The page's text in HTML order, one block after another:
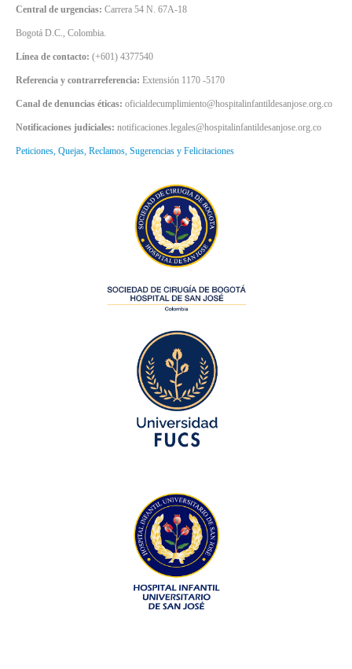
Central de urgencias: Carrera 54 N. 67A-18
Bogotá D.C., Colombia.
Línea de contacto: (+601) 4377540
Referencia y contrarreferencia: Extensión 1170 -5170
Canal de denuncias éticas: oficialdecumplimiento@hospitalinfantildesanjose.org.co
Notificaciones judiciales: notificaciones.legales@hospitalinfantildesanjose.org.co
Peticiones, Quejas, Reclamos, Sugerencias y Felicitaciones